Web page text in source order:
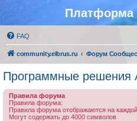
Платформа
FAQ
community.elbrus.ru
Программные
Правила форума
Правила форума:
Правила форума отображаются на
Могут содержать до 4000 символов